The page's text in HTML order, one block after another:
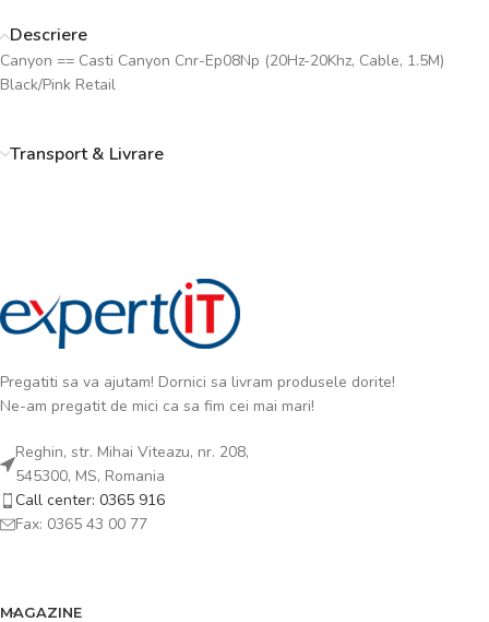
Descriere
Canyon == Casti Canyon Cnr-Ep08Np (20Hz-20Khz, Cable, 1.5M)
Black/Pink Retail
Transport & Livrare
Pregatiti sa va ajutam! Dornici sa livram produsele dorite!
Ne-am pregatit de mici ca sa fim cei mai mari!
Reghin, str. Mihai Viteazu, nr. 208,
545300, MS, Romania
Call center: 0365 916
Fax: 0365 43 00 77
MAGAZINE